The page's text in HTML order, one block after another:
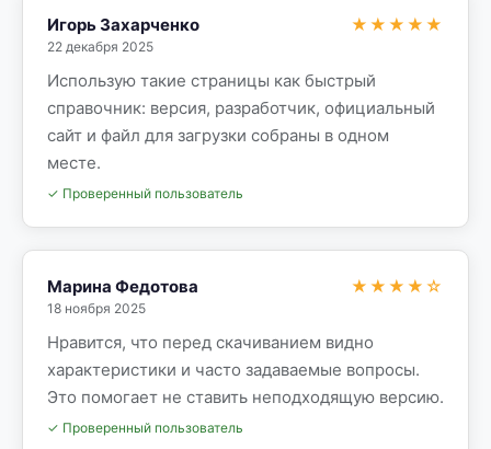
Игорь Захарченко
22 декабря 2025
★★★★★
Использую такие страницы как быстрый
справочник: версия, разработчик, официальный
сайт и файл для загрузки собраны в одном
месте.
✓ Проверенный пользователь
Марина Федотова
18 ноября 2025
★★★★☆
Нравится, что перед скачиванием видно
характеристики и часто задаваемые вопросы.
Это помогает не ставить неподходящую версию.
✓ Проверенный пользователь